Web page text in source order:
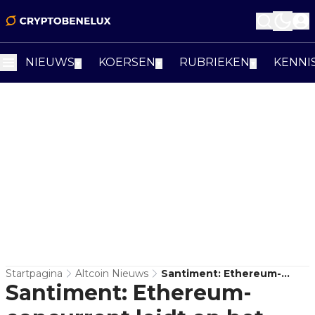
NIEUWS KOERSEN RUBRIEKEN
Startpagina Altcoin Nieuws
Santiment: Ethereum-
Concurrent Leidt Op Het
Gebied Van
Santiment: Ethereum-